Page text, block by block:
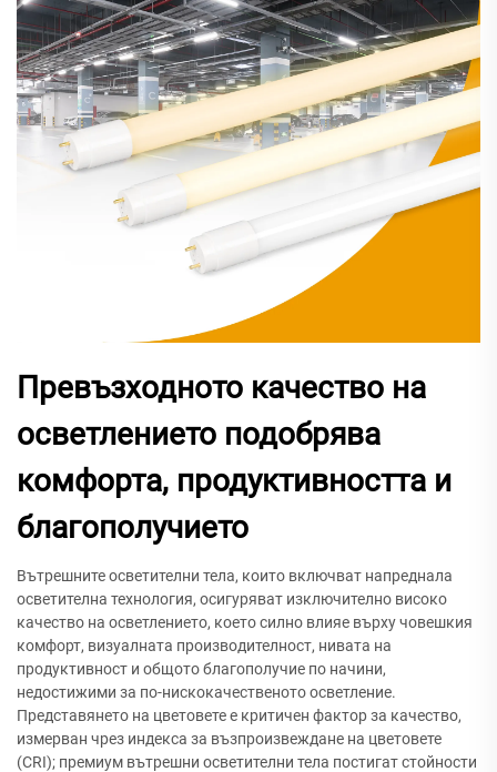
Превъзходното качество на
осветлението подобрява
комфорта, продуктивността и
благополучието
Вътрешните осветителни тела, които включват напреднала
осветителна технология, осигуряват изключително високо
качество на осветлението, което силно влияе върху човешкия
комфорт, визуалната производителност, нивата на
продуктивност и общото благополучие по начини,
недостижими за по-нискокачественото осветление.
Представянето на цветовете е критичен фактор за качество,
измерван чрез индекса за възпроизвеждане на цветовете
(CRI); премиум вътрешни осветителни тела постигат стойности